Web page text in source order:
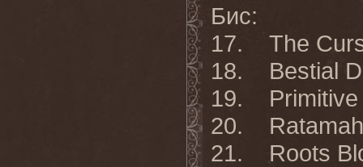
Бис:
17. The
18. Bestial
19. Primitive
20.
21. Roots